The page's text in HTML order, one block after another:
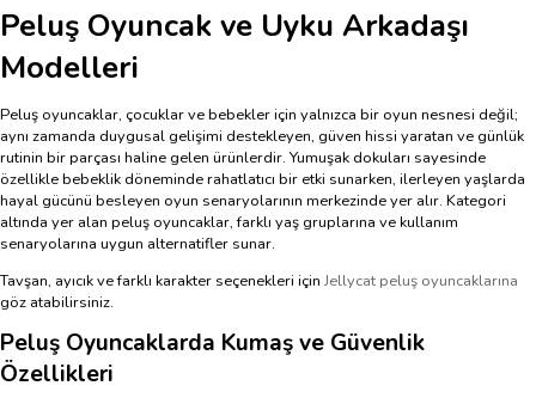
Peluş Oyuncak ve Uyku Arkadaşı
Modelleri
Peluş oyuncaklar, çocuklar ve bebekler için yalnızca bir oyun nesnesi değil;
aynı zamanda duygusal gelişimi destekleyen, güven hissi yaratan ve günlük
rutinin bir parçası haline gelen ürünlerdir. Yumuşak dokuları sayesinde
özellikle bebeklik döneminde rahatlatıcı bir etki sunarken, ilerleyen yaşlarda
hayal gücünü besleyen oyun senaryolarının merkezinde yer alır. Kategori
altında yer alan peluş oyuncaklar, farklı yaş gruplarına ve kullanım
senaryolarına uygun alternatifler sunar.
Tavşan, ayıcık ve farklı karakter seçenekleri için Jellycat peluş oyuncaklarına
göz atabilirsiniz.
Peluş Oyuncaklarda Kumaş ve Güvenlik
Özellikleri